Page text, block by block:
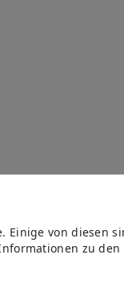
Einige von diesen
zu